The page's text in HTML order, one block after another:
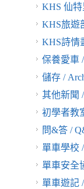
KHS 仙特
KHS旅遊
KHS詩情
保養愛車 /
儲存 /
其他新聞
初學者教
問&答 /
單車學校
單車安全
單車遊記